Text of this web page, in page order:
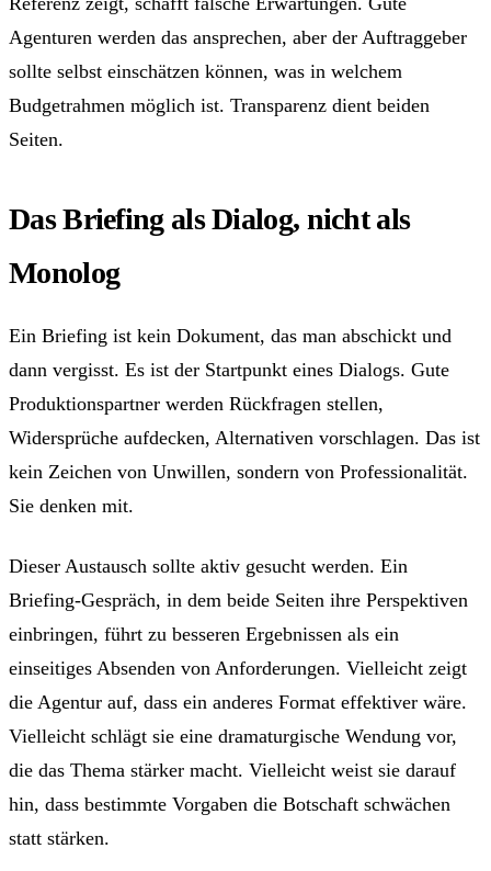
Agenturen werden das ansprechen, aber der Auftraggeber
sollte selbst einschätzen können, was in welchem
Budgetrahmen möglich ist. Transparenz dient beiden
Seiten.
Das Briefing als Dialog, nicht als
Monolog
Ein Briefing ist kein Dokument, das man abschickt und
dann vergisst. Es ist der Startpunkt eines Dialogs. Gute
Produktionspartner werden Rückfragen stellen,
Widersprüche aufdecken, Alternativen vorschlagen. Das ist
kein Zeichen von Unwillen, sondern von Professionalität.
Sie denken mit.
Dieser Austausch sollte aktiv gesucht werden. Ein
Briefing-Gespräch, in dem beide Seiten ihre Perspektiven
einbringen, führt zu besseren Ergebnissen als ein
einseitiges Absenden von Anforderungen. Vielleicht zeigt
die Agentur auf, dass ein anderes Format effektiver wäre.
Vielleicht schlägt sie eine dramaturgische Wendung vor,
die das Thema stärker macht. Vielleicht weist sie darauf
hin, dass bestimmte Vorgaben die Botschaft schwächen
statt stärken.